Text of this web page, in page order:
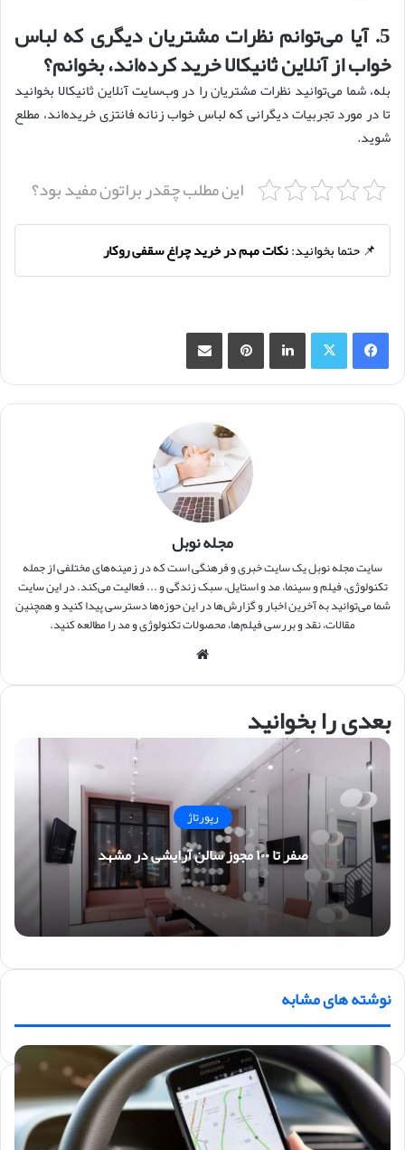
5. آیا می‌توانم نظرات مشتریان دیگری که لباس
خواب از آنلاین ثانیکالا خرید کرده‌اند، بخوانم؟
بله، شما می‌توانید نظرات مشتریان را در وب‌سایت آنلاین ثانیکالا بخوانید
تا در مورد تجربیات دیگرانی که لباس خواب زنانه فانتزی خریده‌اند، مطلع
شوید.
این مطلب چقدر براتون مفید بود؟
📌 حتما بخوانید:نکات مهم در خرید چراغ سقفی روکار
فیس بوک X لینکدین ‫پین‌ترست
مجله نوبل
سایت مجله نوبل یک سایت خبری و فرهنگی است که در زمینه‌های مختلفی از جمله
تکنولوژی، فیلم و سینما، مد و استایل، سبک زندگی و ... فعالیت می‌کند. در این سایت
شما می‌توانید به آخرین اخبار و گزارش‌ها در این حوزه‌ها دسترسی پیدا کنید و همچنین
مقالات، نقد و بررسی فیلم‌ها، محصولات تکنولوژی و مد را مطالعه کنید.
بعدی را بخوانید
رپورتاژ
صفر تا ۱۰۰ مجوز سالن آرایشی در مشهد
نوشته های مشابه